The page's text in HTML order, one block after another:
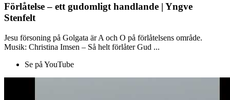
Förlåtelse – ett gudomligt handlande | Yngve
Stenfelt
Jesu försoning på Golgata är A och O på förlåtelsens område.
Musik: Christina Imsen – Så helt förlåter Gud ...
Se på YouTube